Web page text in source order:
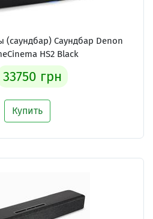
(саундбар) Саундбар Denon
HS2 Black
33750 грн
Купить